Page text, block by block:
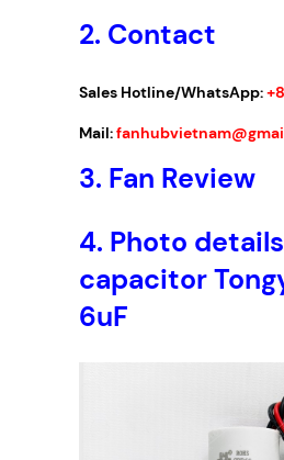
2. Contact
Sales Hotline/WhatsApp:
Mail:
3. Fan Review
4. Photo
capacitor
6uF